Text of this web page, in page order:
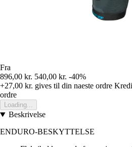
Fra
896,00 kr. 540,00 kr. -40%
+27,00 kr. gives til din naeste ordre
ordre
Loading...
Beskrivelse
ENDURO-BESKYTTELSE